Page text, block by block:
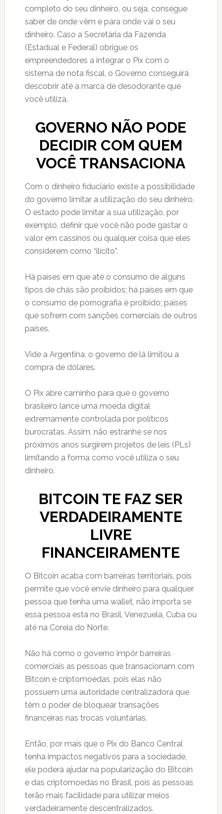
completo do seu dinheiro, ou seja, consegue
saber de onde vêm e para onde vai o seu
dinheiro. Caso a Secretária da Fazenda
(Estadual e Federal) obrigue os
empreendedores a integrar o Pix com o
sistema de nota fiscal, o Governo conseguirá
descobrir até a marca de desodorante que
você utiliza.
GOVERNO NÃO PODE
DECIDIR COM QUEM
VOCÊ TRANSACIONA
Com o dinheiro fiduciário existe a possibilidade
do governo limitar a utilização do seu dinheiro.
O estado pode limitar a sua utilização, por
exemplo, definir que você não pode gastar o
valor em cassinos ou qualquer coisa que eles
considerem como “ilícito”.
Há países em que até o consumo de alguns
tipos de chás são proibidos; há países em que
o consumo de pornografia é proibido; países
que sofrem com sanções comerciais de outros
países.
Vide a Argentina, o governo de lá limitou a
compra de dólares.
O Pix abre caminho para que o governo
brasileiro lance uma moeda digital
extremamente controlada por políticos
burocratas. Assim, não estranhe se nos
próximos anos surgirem projetos de leis (PLs)
limitando a forma como você utiliza o seu
dinheiro.
BITCOIN TE FAZ SER
VERDADEIRAMENTE
LIVRE
FINANCEIRAMENTE
O Bitcoin acaba com barreiras territoriais, pois
permite que você envie dinheiro para qualquer
pessoa que tenha uma wallet, não importa se
essa pessoa está no Brasil, Venezuela, Cuba ou
até na Coreia do Norte.
Não há como o governo impôr barreiras
comerciais as pessoas que transacionam com
Bitcoin e criptomoedas, pois elas não
possuem uma autoridade centralizadora que
têm o poder de bloquear transações
financeiras nas trocas voluntárias.
Então, por mais que o Pix do Banco Central
tenha impactos negativos para a sociedade,
ele poderá ajudar na popularização do Bitcoin
e das criptomoedas no Brasil, pois as pessoas
terão mais facilidade para utilizar meios
verdadeiramente descentralizados.